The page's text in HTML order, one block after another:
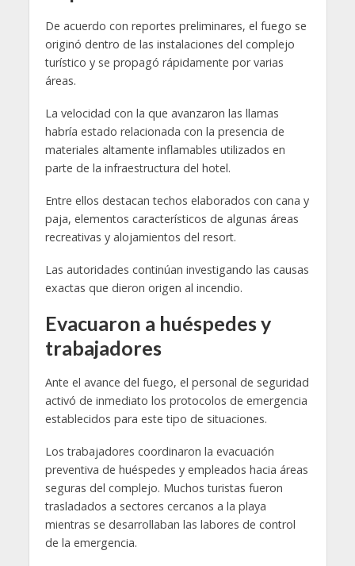
De acuerdo con reportes preliminares, el fuego se
originó dentro de las instalaciones del complejo
turístico y se propagó rápidamente por varias
áreas.
La velocidad con la que avanzaron las llamas
habría estado relacionada con la presencia de
materiales altamente inflamables utilizados en
parte de la infraestructura del hotel.
Entre ellos destacan techos elaborados con cana y
paja, elementos característicos de algunas áreas
recreativas y alojamientos del resort.
Las autoridades continúan investigando las causas
exactas que dieron origen al incendio.
Evacuaron a huéspedes y
trabajadores
Ante el avance del fuego, el personal de seguridad
activó de inmediato los protocolos de emergencia
establecidos para este tipo de situaciones.
Los trabajadores coordinaron la evacuación
preventiva de huéspedes y empleados hacia áreas
seguras del complejo. Muchos turistas fueron
trasladados a sectores cercanos a la playa
mientras se desarrollaban las labores de control
de la emergencia.